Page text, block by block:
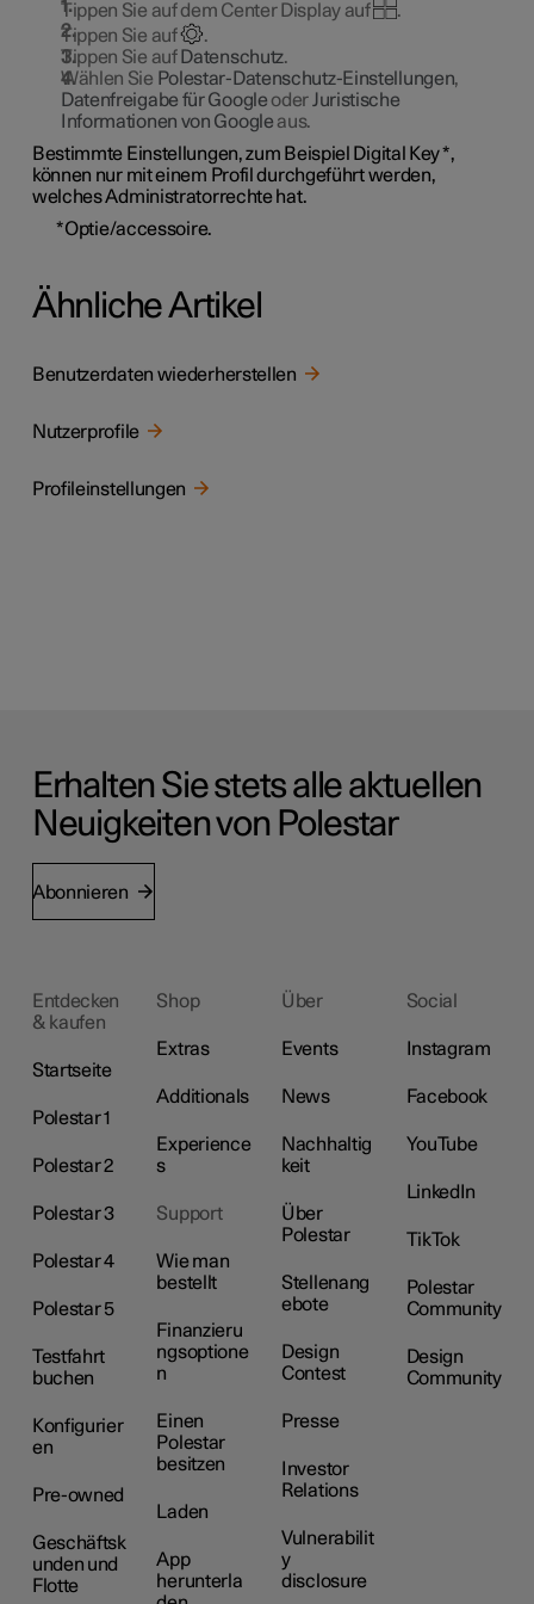
Tippen Sie auf dem Center Display auf
.
Tippen Sie auf
.
Tippen Sie auf Datenschutz.
Wählen Sie Polestar-Datenschutz-Einstellungen,
Datenfreigabe für Google oder Juristische
Informationen von Google aus.
Bestimmte Einstellungen, zum Beispiel Digital Key*,
können nur mit einem Profil durchgeführt werden,
welches Administratorrechte hat.
*Optie/accessoire.
Ähnliche Artikel
Benutzerdaten wiederherstellen
Nutzerprofile
Profileinstellungen
Erhalten Sie stets alle aktuellen
Neuigkeiten von Polestar
Abonnieren
Entdecken
& kaufen
Startseite
Polestar 1
Polestar 2
Polestar 3
Polestar 4
Polestar 5
Testfahrt
buchen
Konfigurier
en
Pre-owned
Geschäftsk
unden und
Flotte
Shop
Extras
Additionals
Experience
s
Support
Wie man
bestellt
Finanzieru
ngsoptione
n
Einen
Polestar
besitzen
Laden
App
herunterla
Über
Events
News
Nachhaltig
keit
Über
Polestar
Stellenang
ebote
Design
Contest
Presse
Investor
Relations
Vulnerabilit
y
disclosure
Social
Instagram
Facebook
YouTube
LinkedIn
TikTok
Polestar
Community
Design
Community